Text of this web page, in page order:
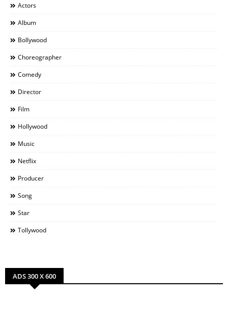
Actors
Album
Bollywood
Choreographer
Comedy
Director
Film
Hollywood
Music
Netflix
Producer
Song
Star
Tollywood
ADS 300 X 600